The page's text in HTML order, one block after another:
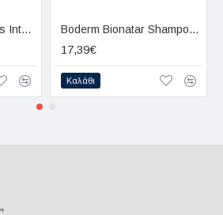
Biorga Cystiphane Ds Intensive Anti-dandruff Shampoo 200ml Boderm Bionatar Shampoo 300ml
17,39€
Καλάθι